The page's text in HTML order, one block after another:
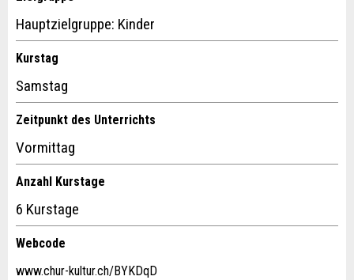
Nachricht
Hauptzielgruppe: Kinder
Kurstag
Samstag
Zeitpunkt des Unterrichts
Vormittag
Anzahl Kurstage
6 Kurstage
Webcode
www.chur-kultur.ch/BYKDqD